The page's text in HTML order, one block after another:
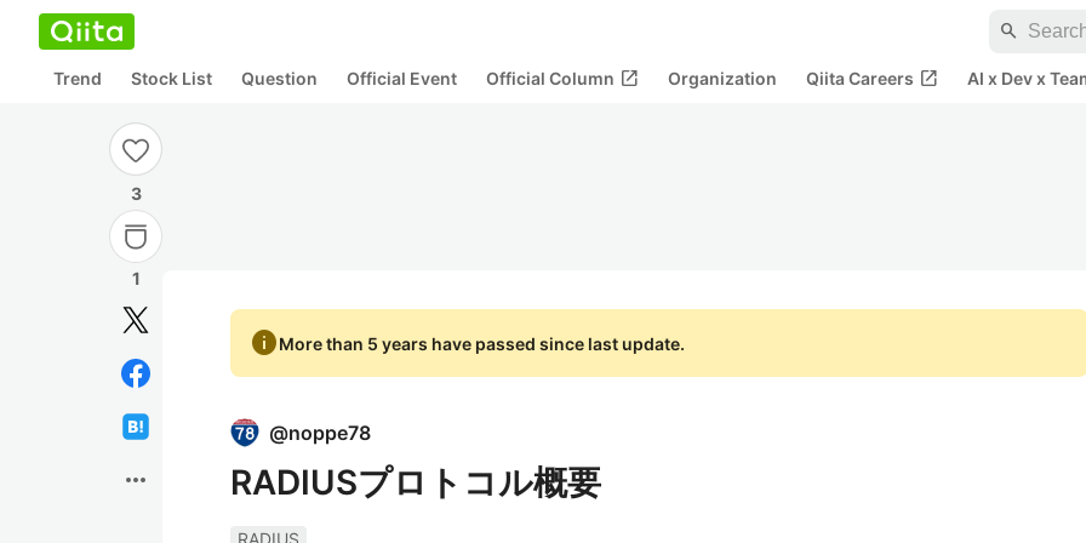
search
Trend Stock List Question Official Event Official Column open_in_new Organization Qiita Careers open_in_new AI x Dev x
3
1
more_horiz
infoMore than 5 years have passed since last update.
@noppe78
RADIUSプロトコル概要
RADIUS